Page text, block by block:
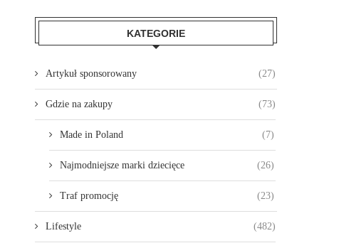
KATEGORIE
Artykuł sponsorowany (27)
Gdzie na zakupy (73)
Made in Poland (7)
Najmodniejsze marki dziecięce (26)
Traf promocję (23)
Lifestyle (482)